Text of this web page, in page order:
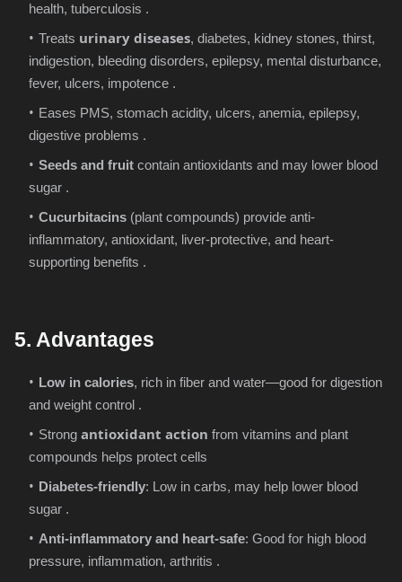
health, tuberculosis .
Treats urinary diseases, diabetes, kidney stones, thirst,
indigestion, bleeding disorders, epilepsy, mental disturbance,
fever, ulcers, impotence .
Eases PMS, stomach acidity, ulcers, anemia, epilepsy,
digestive problems .
Seeds and fruit contain antioxidants and may lower blood
sugar .
Cucurbitacins (plant compounds) provide anti-
inflammatory, antioxidant, liver-protective, and heart-
supporting benefits .
5. Advantages
Low in calories, rich in fiber and water—good for digestion
and weight control .
Strong antioxidant action from vitamins and plant
compounds helps protect cells
Diabetes-friendly: Low in carbs, may help lower blood
sugar .
Anti-inflammatory and heart-safe: Good for high blood
pressure, inflammation, arthritis .